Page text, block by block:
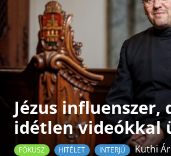
Jézus influenszer,
idétlen videókkal
FÓKUSZ HITÉLET INTERJÚ Kuthi